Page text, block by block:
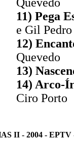
11) Pega
e Gil Pedro
12)
Quevedo
13)
14) Arco-
Ciro Porto
II - 2004 - EPTV